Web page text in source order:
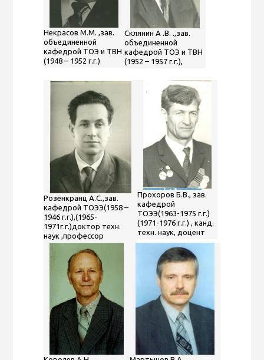
Некрасов М.М. ,зав.
объединенной
кафедрой ТОЭ и ТВН
(1948 – 1952 г.г.)
Склянин А .В. .,зав.
объединенной
кафедрой ТОЭ и ТВН
(1952 – 1957 г.г.),
Розенкранц А.С.,зав.
кафедрой ТОЭЭ(1958 –
1946 г.г.),(1965-
1971г.г.)доктор техн.
наук ,профессор
Прохоров Б.В., зав.
кафедрой
ТОЭЭ(1963-1975 г.г.)
(1971-1976 г.г.) , канд.
техн. наук, доцент